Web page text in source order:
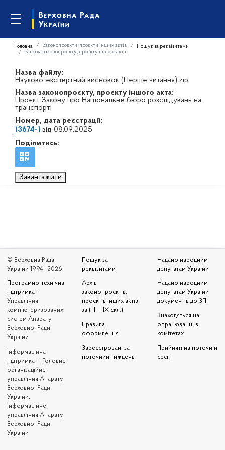
Головна Законопроєкти, проєкти інших актів
Пошук за реквізитами
Картка законопроєкту, проєкту іншого акта
Назва файлу:
Науково-експертний висновок (Перше читання).zip
Назва законопроєкту, проєкту іншого акта:
Проєкт Закону про Національне бюро розслідувань на
транспорті
Номер, дата реєстрації:
13674-1 від 08.09.2025
Поділитись:
Завантажити
© Верховна Рада
України 1994—2026
Програмно-технічна
підтримка —
Управління
комп'ютеризованих
систем Апарату
Верховної Ради
України
Iнформаційна
підтримка — Головне
організаційне
управління Апарату
Верховної Ради
України,
Інформаційне
управління Апарату
Верховної Ради
України
Пошук за
реквізитами
Архів
законопроєктів,
проєктів інших актів
за ( III – IX скл.)
Правила
оформлення
Зареєстровані за
поточний тиждень
Надано народним
депутатам України
Надано народним
депутатам України
документів до ЗП
Знаходяться на
опрацюванні в
комітетах
Прийняті на поточній
сесії